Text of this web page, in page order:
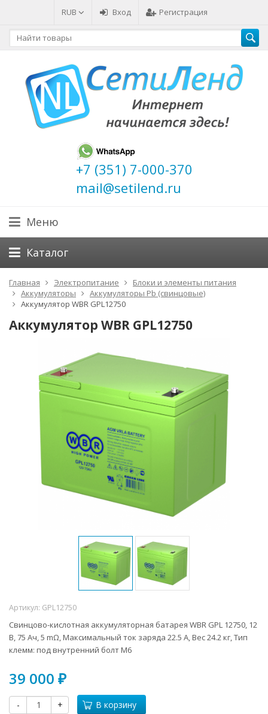
RUB Вход Регистрация
+7 (351) 7-000-370
mail@setilend.ru
Меню
Каталог
Главная Электропитание
Блоки и элементы питания
Аккумуляторы
Аккумуляторы Pb (свинцовые)
Аккумулятор WBR GPL12750
Аккумулятор WBR GPL12750
Артикул: GPL12750
Свинцово-кислотная аккумуляторная батарея WBR GPL 12750, 12
В, 75 Ач, 5 mΩ, Максимальный ток заряда 22.5 А, Вес 24.2 кг, Тип
клемм: под внутренний болт M6
39 000 ₽
- + В корзину